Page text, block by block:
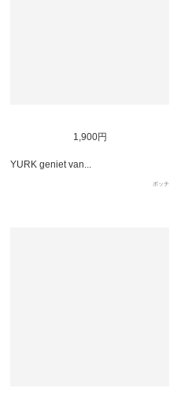
1,900円
YURK geniet van...
ポッチ